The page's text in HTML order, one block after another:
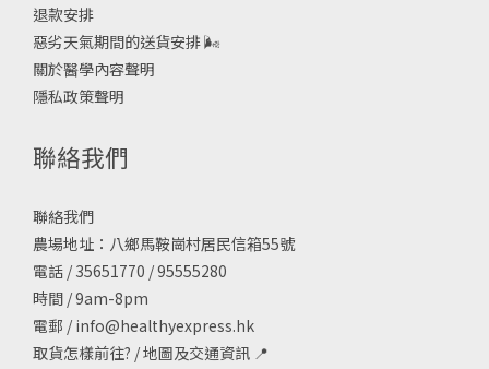
退款安排
惡劣天氣期間的送貨安排🌬
關於醫學內容聲明
隱私政策聲明
聯絡我們
聯絡我們
農場地址：八鄉馬鞍崗村居民信箱55號
電話 / 35651770 / 95555280
時間 / 9am-8pm
電郵 / info@healthyexpress.hk
取貨怎樣前往? /地圖及交通資訊 📍